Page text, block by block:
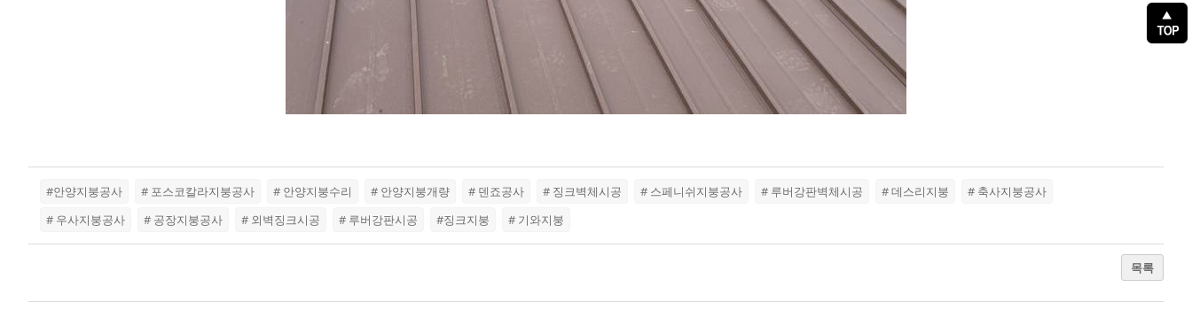
#안양지붕공사 # 포스코칼라지붕공사 # 안양지붕수리 # 안양지붕개량 # 덴죠공사 # 징크벽체시공 # 스페니쉬지붕공사 # 루버강판벽체시공 # 데스리지붕
# 축사지붕공사
# 우사지붕공사
# 공장지붕공사 # 외벽징크시공 # 루버강판시공 #징크지붕 # 기와지붕
목록